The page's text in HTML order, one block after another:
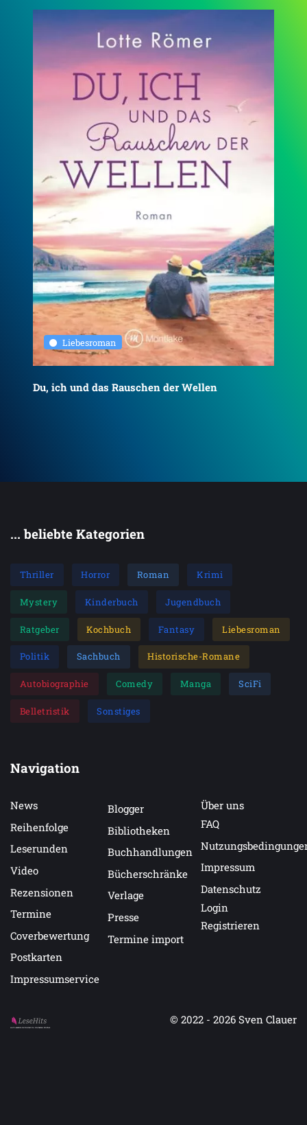
Liebesroman
Du, ich und das Rauschen der Wellen
... beliebte Kategorien
Thriller Horror Roman Krimi
Mystery Kinderbuch Jugendbuch
Ratgeber Kochbuch Fantasy Liebesroman
Politik Sachbuch Historische-Romane
Autobiographie Comedy Manga SciFi
Belletristik Sonstiges
Navigation
News
Reihenfolge
Leserunden
Video
Rezensionen
Termine
Coverbewertung
Postkarten
Impressumservice
Blogger
Bibliotheken
Buchhandlungen
Bücherschränke
Verlage
Presse
Termine import
Über uns
FAQ
Impressum
Datenschutz
Login
Registrieren
Auf LeseHits.de findest Du die besten Bücher.
© 2022 - 2026 Sven Clauer